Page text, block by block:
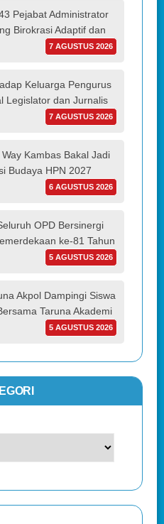
Pejabat Administrator
Birokrasi Adaptif dan
7 AGUSTUS 2026
Keluarga Pengurus
Legislator dan Jurnalis
7 AGUSTUS 2026
Kambas Bakal Jadi
Budaya HPN 2027
6 AGUSTUS 2026
OPD Bersinergi
ke-81 Tahun
5 AGUSTUS 2026
Akpol Dampingi Siswa
Taruna Akademi
5 AGUSTUS 2026